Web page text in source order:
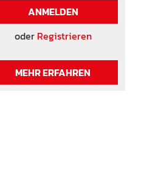
ANMELDEN
oder Registrieren
MEHR ERFAHREN